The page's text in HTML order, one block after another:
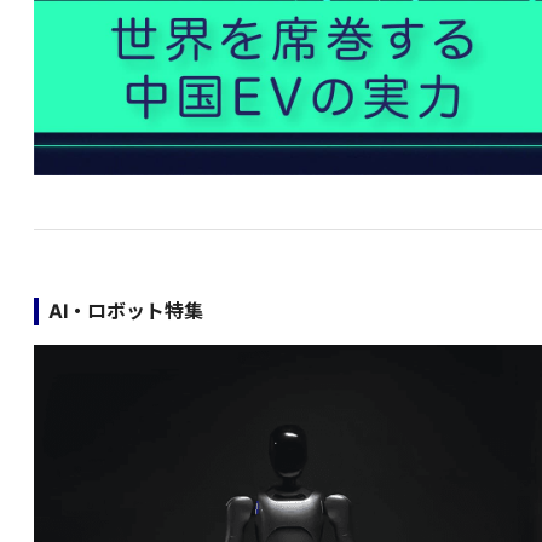
AI・ロボット特集